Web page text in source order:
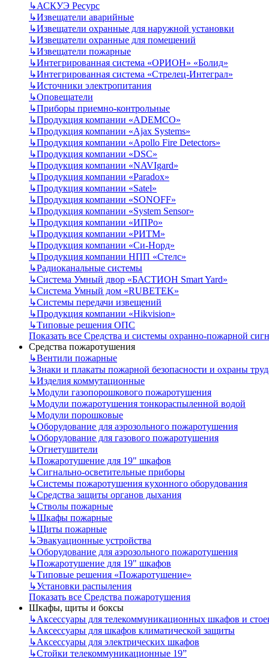
↳АСКУЭ Ресурс
↳Извещатели аварийные
↳Извещатели охранные для наружной установки
↳Извещатели охранные для помещений
↳Извещатели пожарные
↳Интегрированная система «ОРИОН» «Болид»
↳Интегрированная система «Стрелец-Интеграл»
↳Источники электропитания
↳Оповещатели
↳Приборы приемно-контрольные
↳Продукция компании «ADEMCO»
↳Продукция компании «Ajax Systems»
↳Продукция компании «Apollo Fire Detectors»
↳Продукция компании «DSC»
↳Продукция компании «NAVIgard»
↳Продукция компании «Paradox»
↳Продукция компании «Satel»
↳Продукция компании «SONOFF»
↳Продукция компании «System Sensor»
↳Продукция компании «ИПРо»
↳Продукция компании «РИТМ»
↳Продукция компании «Си-Норд»
↳Продукция компании НПП «Стелс»
↳Радиоканальные системы
↳Система Умный двор «БАСТИОН Smart Yard»
↳Система Умный дом «RUBETEK»
↳Системы передачи извещений
↳Продукция компании «Hikvision»
↳Типовые решения ОПС
Показать все Средства и системы охранно-пожарной
Средства пожаротушения
↳Вентили пожарные
↳Знаки и плакаты пожарной безопасности и охраны
↳Изделия коммутационные
↳Модули газопорошкового пожаротушения
↳Модули пожаротушения тонкораспыленной водой
↳Модули порошковые
↳Оборудование для аэрозольного пожаротушения
↳Оборудование для газового пожаротушения
↳Огнетушители
↳Пожаротушение для 19" шкафов
↳Сигнально-осветительные приборы
↳Системы пожаротушения кухонного оборудования
↳Средства защиты органов дыхания
↳Стволы пожарные
↳Шкафы пожарные
↳Щиты пожарные
↳Эвакуационные устройства
↳Оборудование для аэрозольного пожаротушения
↳Пожаротушение для 19" шкафов
↳Типовые решения «Пожаротушение»
↳Установки распыления
Показать все Средства пожаротушения
Шкафы, щиты и боксы
↳Аксессуары для телекоммуникационных шкафов и
↳Аксессуары для шкафов климатической защиты
↳Аксессуары для электрических шкафов
↳Стойки телекоммуникационные 19”